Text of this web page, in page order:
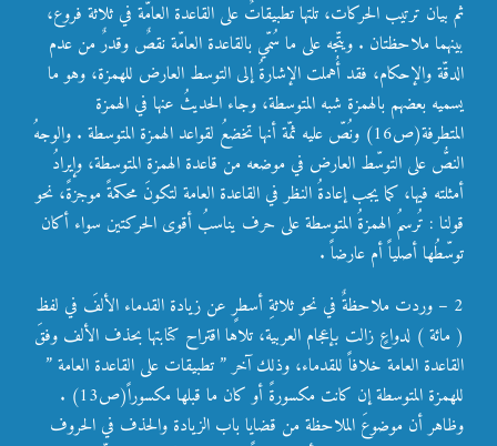
ثم بيان ترتيب الحركات، تلتها تطبيقاتٌ على القاعدة العامّة في ثلاثة فروع،
بينهما ملاحظتان . ويتّجه على ما سُمّي بالقاعدة العامّة نقصٌ وقدرٌ من عدم
الدقّة والإحكام، فقد أُهملت الإشارةُ إلى التوسط العارض للهمزة، وهو ما
يسميه بعضهم بالهمزة شبه المتوسطة، وجاء الحديثُ عنها في الهمزة
المتطرفة(ص16) ونُصّ عليه ثمّة أنها تخضعُ لقواعد الهمزة المتوسطة . والوجهُ
النصُّ على التوسّط العارض في موضعه من قاعدة الهمزة المتوسطة، وإيرادُ
أمثلته فيها، كما يجب إعادةُ النظر في القاعدة العامة لتكونَ محكمةً موجزةً، نحو
قولنا : تُرسمُ الهمزةُ المتوسطة على حرف يناسبُ أقوى الحركتين سواء أكان
توسّطُها أصلياً أم عارضاً .
2 – وردت ملاحظةٌ في نحو ثلاثةِ أسطرٍ عن زيادة القدماء الألفَ في لفظ
( مائة ) لدواعٍ زالت بإعجام العربية، تلاها اقتراح كتابتها بحذف الألف وفقَ
القاعدة العامة خلافاً للقدماء، وذلك آخر ” تطبيقات على القاعدة العامة ”
للهمزة المتوسطة إن كانت مكسورةً أو كان ما قبلها مكسوراً(ص13) .
وظاهر أن موضوعَ الملاحظة من قضايا باب الزيادة والحذف في الحروف